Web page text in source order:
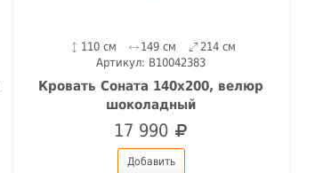
110 см 149 см
214 см
Артикул: B10042383
Кровать Соната 140х200, велюр
шоколадный
17 990
Добавить